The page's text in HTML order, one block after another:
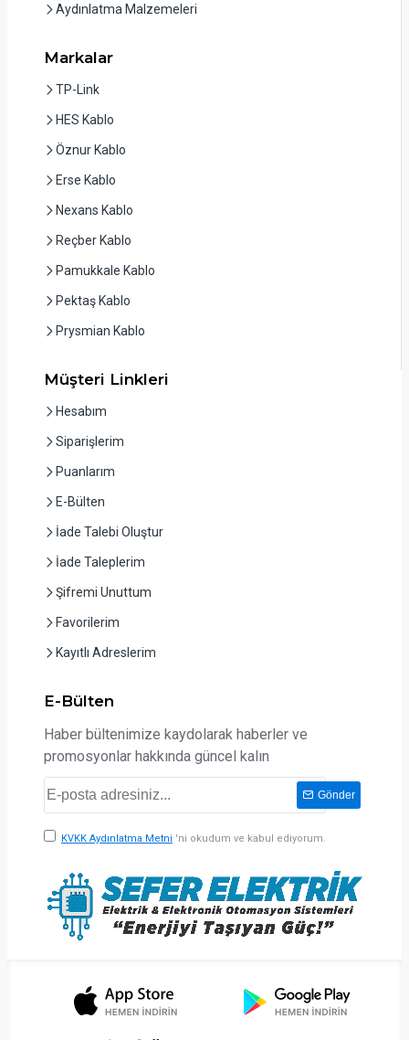
Aydınlatma Malzemeleri
Markalar
TP-Link
HES Kablo
Öznur Kablo
Erse Kablo
Nexans Kablo
Reçber Kablo
Pamukkale Kablo
Pektaş Kablo
Prysmian Kablo
Müşteri Linkleri
Hesabım
Siparişlerim
Puanlarım
E-Bülten
İade Talebi Oluştur
İade Taleplerim
Şifremi Unuttum
Favorilerim
Kayıtlı Adreslerim
E-Bülten
Haber bültenimize kaydolarak haberler ve
promosyonlar hakkında güncel kalın
Gönder
KVKK Aydınlatma Metni 'ni okudum ve kabul ediyorum.